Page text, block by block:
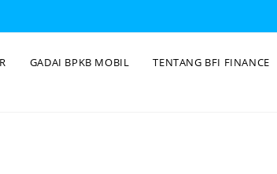
GADAI BPKB MOBIL TENTANG BFI FINANCE